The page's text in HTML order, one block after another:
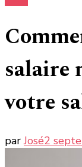
salaire
votre
parJosé2